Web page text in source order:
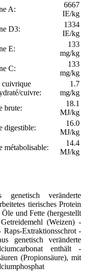
A:
6667
IE/kg
D3:
1334
IE/kg
E:
133
mg/kg
C:
133
mg/kg
cuivrique
cuivre:
1.7
mg/kg
brute:
18.1
MJ/kg
digestible:
16.0
MJ/kg
métabolisable:
14.4
MJ/kg
genetisch veränderte
tierisches Protein
und Fette (hergestellt
(Weizen) -
Extraktionsschrot -
genetisch veränderte
enthält -
(Propionsäure), mit